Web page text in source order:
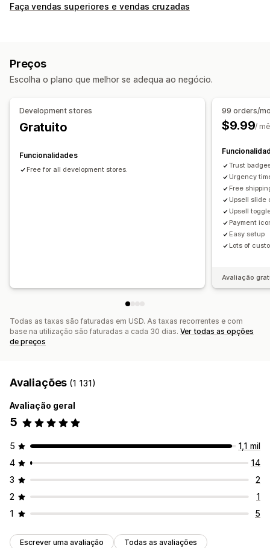
Apresentação do carrinho
Vendas superiores
Envio gratuito
Frequentemente comprados em conjunto
Ofertas gratuitas
Faça vendas superiores e vendas cruzadas
Preços
Escolha o plano que melhor se adequa ao negócio.
Development stores
Gratuito
Funcionalidades
Free for all development stores.
99 orders/
$9.99/
Trust
Urgency
Free
Upsell slide
Upsell
Payment
Easy setup
Lots of
Avaliação
Todas as taxas são faturadas em USD. As taxas recorrentes e com
base na utilização são faturadas a cada 30 dias. Ver todas as opções
de preços
Avaliações (1 131)
Avaliação geral
5
5
1,1 mil
4
14
3
2
2
1
1
5
Escrever uma avaliação Todas as avaliações